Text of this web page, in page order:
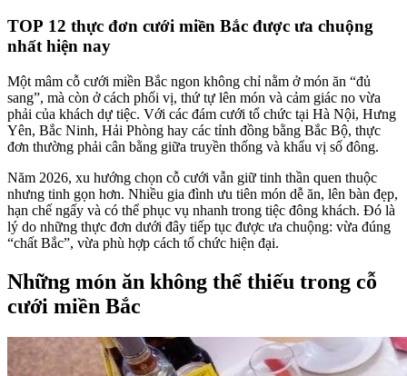
TOP 12 thực đơn cưới miền Bắc được ưa chuộng
nhất hiện nay
Một mâm cỗ cưới miền Bắc ngon không chỉ nằm ở món ăn “đủ
sang”, mà còn ở cách phối vị, thứ tự lên món và cảm giác no vừa
phải của khách dự tiệc. Với các đám cưới tổ chức tại Hà Nội, Hưng
Yên, Bắc Ninh, Hải Phòng hay các tỉnh đồng bằng Bắc Bộ, thực
đơn thường phải cân bằng giữa truyền thống và khẩu vị số đông.
Năm 2026, xu hướng chọn cỗ cưới vẫn giữ tinh thần quen thuộc
nhưng tinh gọn hơn. Nhiều gia đình ưu tiên món dễ ăn, lên bàn đẹp,
hạn chế ngấy và có thể phục vụ nhanh trong tiệc đông khách. Đó là
lý do những thực đơn dưới đây tiếp tục được ưa chuộng: vừa đúng
“chất Bắc”, vừa phù hợp cách tổ chức hiện đại.
Những món ăn không thể thiếu trong cỗ
cưới miền Bắc